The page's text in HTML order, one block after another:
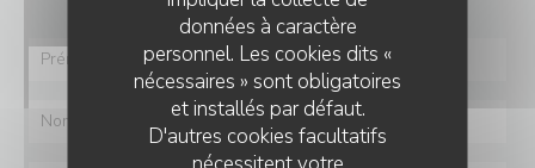
données à caractère
personnel. Les cookies dits «
nécessaires » sont obligatoires
et installés par défaut.
D'autres cookies facultatifs